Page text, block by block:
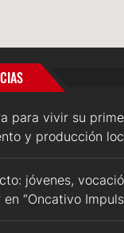
para vivir su
y producción
jóvenes,
“Oncativo